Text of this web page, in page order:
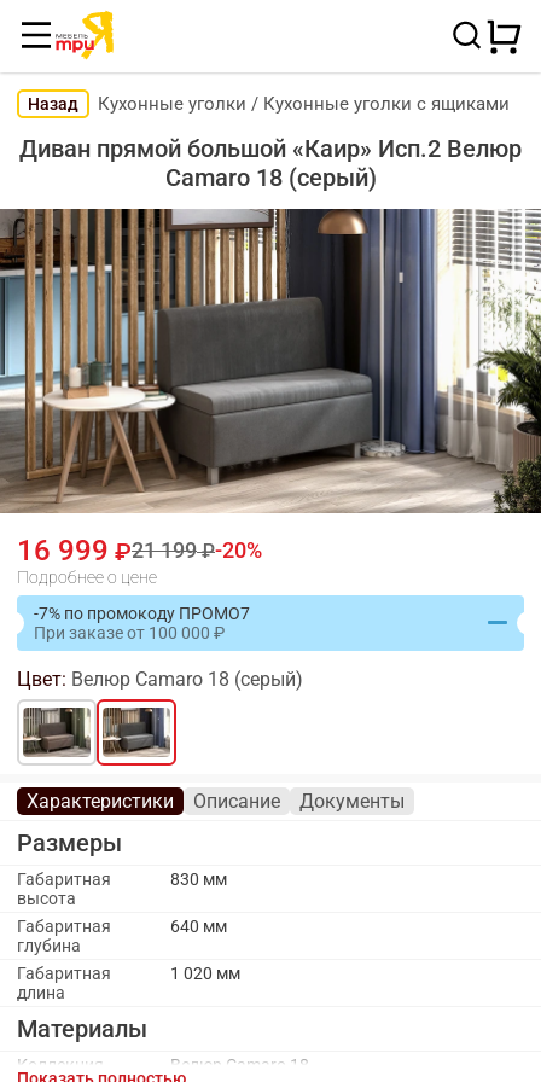
Назад Кухонные уголки / Кухонные уголки с ящиками
Диван прямой большой «Каир» Исп.2 Велюр
Camaro 18 (серый)
16 999 21 199 20
Подробнее о цене
-7% по промокоду ПРОМО7
При заказеот 100 000
Цвет: Велюр Camaro 18 (серый)
Характеристики Описание Документы
Размеры
Габаритная
высота
830 мм
Габаритная
глубина
640 мм
Габаритная
длина
1 020 мм
Материалы
Коллекция
Велюр Camaro 18